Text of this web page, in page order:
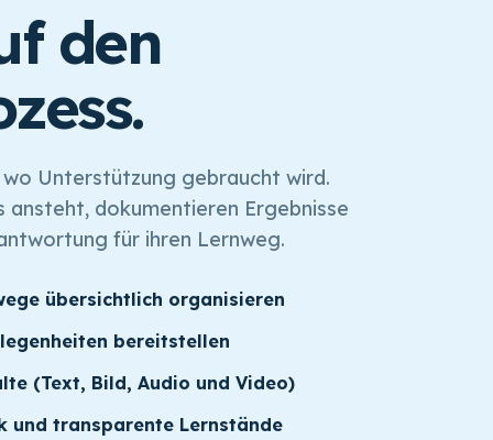
den
wo Unterstützung gebraucht wird.
ansteht, dokumentieren Ergebnisse
für ihren Lernweg.
übersichtlich organisieren
bereitstellen
(Text, Bild, Audio und Video)
und transparente Lernstände